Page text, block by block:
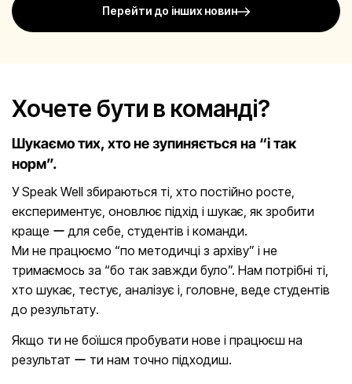
Перейти до інших новин
Хочете бути в команді?
Шукаємо тих, хто не зупиняється на “і так
норм”.
У Speak Well збираються ті, хто постійно росте,
експериментує, оновлює підхід і шукає, як зробити
краще ー для себе, студентів і команди.
Ми не працюємо “по методичці з архіву” і не
тримаємось за “бо так завжди було”. Нам потрібні ті,
хто шукає, тестує, аналізує і, головне, веде студентів
до результату.
Якщо ти не боїшся пробувати нове і працюєш на
результат ー ти нам точно підходиш.